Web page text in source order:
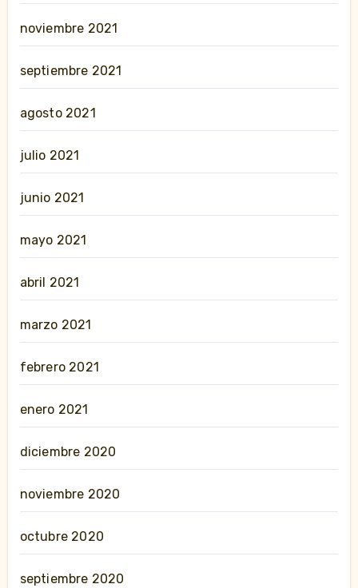
noviembre 2021
septiembre 2021
agosto 2021
julio 2021
junio 2021
mayo 2021
abril 2021
marzo 2021
febrero 2021
enero 2021
diciembre 2020
noviembre 2020
octubre 2020
septiembre 2020